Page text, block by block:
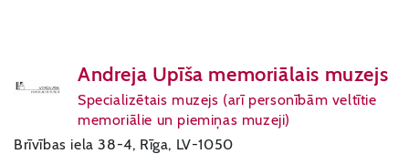
Andreja Upīša memoriālais muzejs
Specializētais muzejs (arī personībām veltītie
memoriālie un piemiņas muzeji)
Brīvības iela 38-4, Rīga, LV-1050